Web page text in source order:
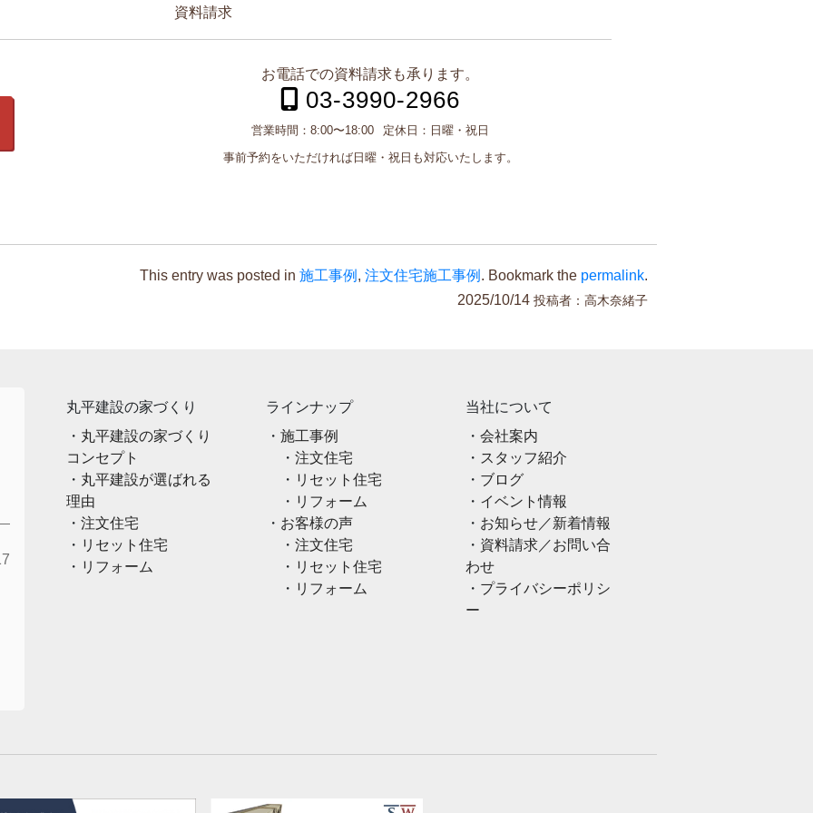
資料請求
お電話での資料請求も承ります。
03-3990-2966
営業時間： 8:00〜18:00 定休日： 日曜・祝日
事前予約をいただければ日曜・祝日も対応いたします。
This entry was posted in 施工事例 , 注文住宅施工事例 . Bookmark the permalink.
2025/10/14 投稿者： 高木奈緒子
丸平建設の家づくり
丸平建設の家づくり
コンセプト
丸平建設が選ばれる
理由
注文住宅
リセット住宅
リフォーム
ラインナップ
施工事例
注文住宅
リセット住宅
リフォーム
お客様の声
注文住宅
リセット住宅
リフォーム
当社について
会社案内
スタッフ紹介
ブログ
イベント情報
お知らせ／新着情報
資料請求／お問い合
わせ
プライバシーポリシ
ー